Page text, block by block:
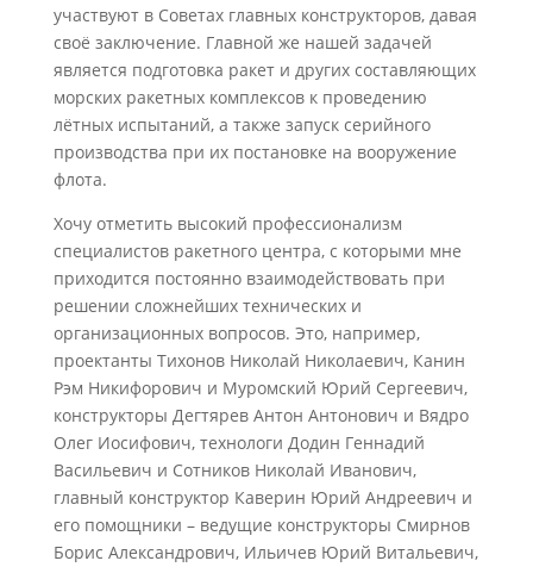
участвуют в Советах главных конструкторов, давая
своё заключение. Главной же нашей задачей
является подготовка ракет и других составляющих
морских ракетных комплексов к проведению
лётных испытаний, а также запуск серийного
производства при их постановке на вооружение
флота.
Хочу отметить высокий профессионализм
специалистов ракетного центра, с которыми мне
приходится постоянно взаимодействовать при
решении сложнейших технических и
организационных вопросов. Это, например,
проектанты Тихонов Николай Николаевич, Канин
Рэм Никифорович и Муромский Юрий Сергеевич,
конструкторы Дегтярев Антон Антонович и Вядро
Олег Иосифович, технологи Додин Геннадий
Васильевич и Сотников Николай Иванович,
главный конструктор Каверин Юрий Андреевич и
его помощники – ведущие конструкторы Смирнов
Борис Александрович, Ильичев Юрий Витальевич,